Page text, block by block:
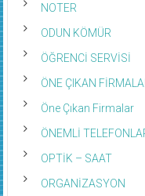
NOTER
ODUN KÖMÜR
ÖĞRENCİ SERVİSİ
ÖNE ÇIKAN
Öne Çıkan Firmalar
ÖNEMLİ
OPTİK – SAAT
ORGANİZASYON